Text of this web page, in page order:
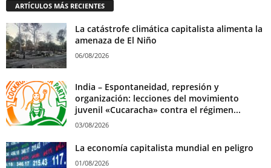
ARTÍCULOS MÁS RECIENTES
La catástrofe climática capitalista alimenta la
amenaza de El Niño
06/08/2026
India – Espontaneidad, represión y
organización: lecciones del movimiento
juvenil «Cucaracha» contra el régimen...
03/08/2026
La economía capitalista mundial en peligro
01/08/2026